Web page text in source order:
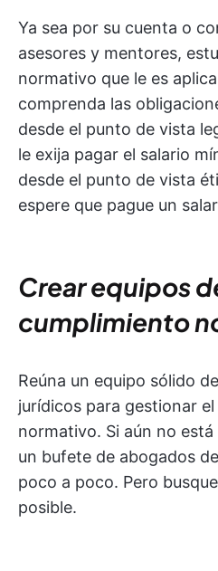
Ya sea por su cuenta o
asesores y mentores,
normativo que le es
comprenda las
desde el punto de vista
le exija pagar el salario
desde el punto de vista
espere que pague un
Crear equipos
cumplimiento
Reúna un equipo sólido
jurídicos para gestionar
normativo. Si aún no
un bufete de abogados
poco a poco. Pero
posible.